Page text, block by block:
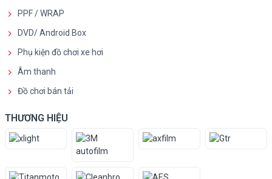
PPF / WRAP
DVD/ Android Box
Phụ kiện đồ chơi xe hơi
Âm thanh
Đồ chơi bán tải
THƯƠNG HIỆU